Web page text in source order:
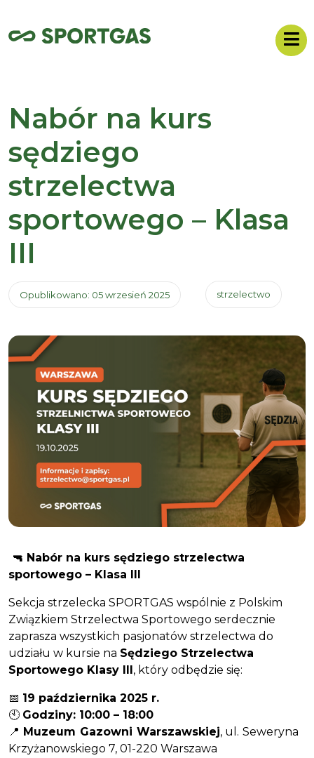
Nabór na kurs
sędziego
strzelectwa
sportowego – Klasa
III
Opublikowano: 05 wrzesień 2025 strzelectwo
🔫 Nabór na kurs sędziego strzelectwa
sportowego – Klasa III
Sekcja strzelecka SPORTGAS wspólnie z Polskim
Związkiem Strzelectwa Sportowego serdecznie
zaprasza wszystkich pasjonatów strzelectwa do
udziału w kursie na Sędziego Strzelectwa
Sportowego Klasy III , który odbędzie się:
📅 19 października 2025 r.
🕙 Godziny: 10:00 – 18:00
📍 Muzeum Gazowni Warszawskiej, ul. Seweryna
Krzyżanowskiego 7, 01-220 Warszawa